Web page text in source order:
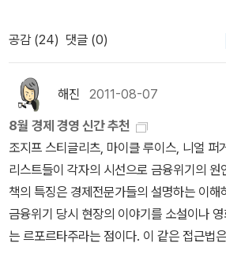
그 정반대이다. 도시는 많은 사람들을 안전
살 수 있게 해준다. 집적효과를 통해 사람들
을 읽고 미루어 판단해볼 때 성공적인 도시
정치가 제일 중요하다. 시장이나 국회의원
책을 펼쳐야 한다. 고도제한 등을 풀고 공급
을 안정화하고, 기업과 사람들을 유인하는
육과 치안에 투자하여 인적자본 형성에 유리
말이다. 모든 도시개발부서 공무원들과 정
면 하는 책이다.
된 건축 활동은 유익하지 않으며, 초고층
시들을 되살려낼 수 있다는 생각은 잘못되었
요가 있는 장소에서 건축 제한을 풀어서 경
풍부하게 공급함으로써 많은 미국인들을 끌
물은 선벨트 지역에서뿐만 아니라, 다른 충
래된 도시들에서도 공간을 확장시키고 열
수 있게해준다.4. 18세기 프랑스 계몽 사상
시는 인간종이 모여 사는 깊은 구렁이다˝
그는 도시를 완전히 잘 이해했다. 도시는 인
들어주는 협력 작업을 가능하게 해준다. 인
땅이나 주택을 모조리 몰수해다가 국유제로
셨다... 옆에서 듣다가 조심스레 그럼 권력에
좋은 땅 나눠먹지 않겠냐, 토지가 국가재산
은 줄 모르고 비싸지고 있다던데 하고 말씀
주세력이 잡고 있으면 공정하고 합리적으로
계신 듯했다...그러나 적어도 정책을 세우는
들 탓이라고 즉자적으로 단정짓기 전에, 과
람들이 꾸역꾸역 모이는지 원인과 욕망을
로 우리가 얻는 것은 무엇이고, 잃는 것은
인구가 효과적으로 배치될 수 있도록 유인
하여야 하지 않을까...관심은 높아지고 있는
공감 (24) 댓글 (0)
해진 2011-08-07
8월 경제 경영 신간 추천
조지프 스티글리츠, 마이클 루이스, 니얼 퍼
리스트들이 각자의 시선으로 금융위기의 원
책의 특징은 경제전문가들의 설명하는 이
금융위기 당시 현장의 이야기를 소설이나
는 르포르타주라는 점이다. 이 같은 접근법